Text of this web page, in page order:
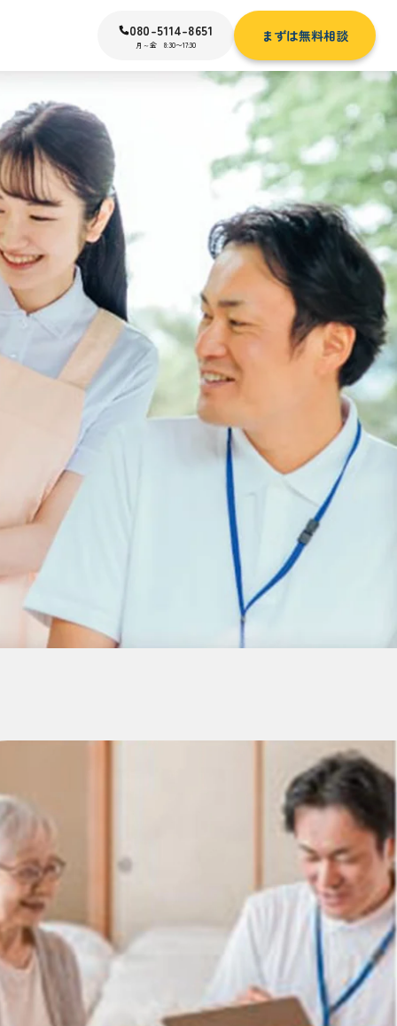
080-5114-8651
月～金 8:30〜17:30
まずは無料相談